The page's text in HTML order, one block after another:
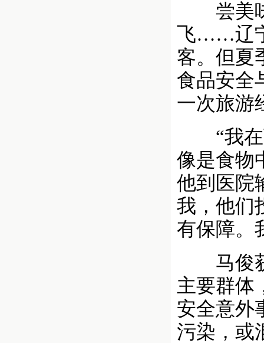
尝美味
飞……辽
客。但夏
食品安全
一次旅游
“我在
像是食物
他到医院
我，他们
有保障。
马俊获
主要群体
安全意外
污染，或